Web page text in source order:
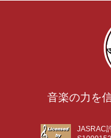
音楽の力を
JASRAC